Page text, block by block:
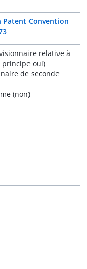
Patent Convention
relative à
principe oui)
de seconde
(non)